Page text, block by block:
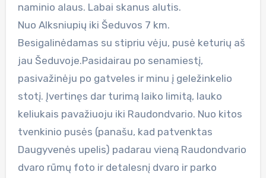
naminio alaus. Labai skanus alutis.
Nuo Alksniupių iki Šeduvos 7 km.
Besigalinėdamas su stipriu vėju, pusė keturių aš
jau Šeduvoje.Pasidairau po senamiestį,
pasivažinėju po gatveles ir minu į geležinkelio
stotį. Įvertinęs dar turimą laiko limitą, lauko
keliukais pavažiuoju iki Raudondvario. Nuo kitos
tvenkinio pusės (panašu, kad patvenktas
Daugyvenės upelis) padarau vieną Raudondvario
dvaro rūmų foto ir detalesnį dvaro ir parko